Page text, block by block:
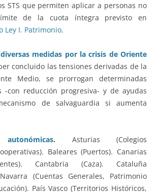
STS que permiten aplicar a personas no
de la cuota íntegra previsto en
Ley I. Patrimonio.
diversas medidas por la crisis de Oriente
concluido las tensiones derivadas de la
Medio, se prorrogan determinadas
-con reducción progresiva- y de ayudas
de salvaguardia si aumenta
. Asturias (Colegios
Baleares (Puertos). Canarias
Cantabria (Caza). Cataluña
(Cuentas Generales, Patrimonio
País Vasco (Territorios Históricos,